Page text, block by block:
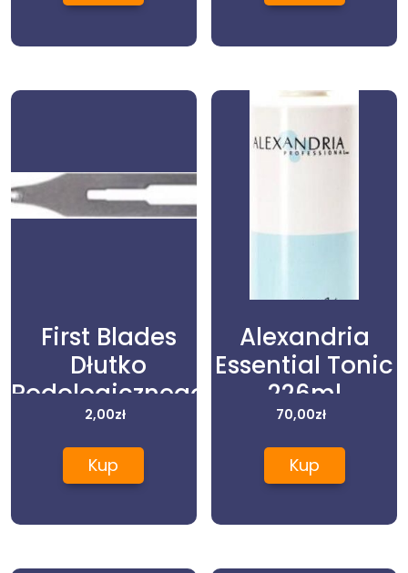
First Blades
Dłutko
Podologicznego
Nr.1 1Szt.
2,00zł
Kup
Alexandria
Essential Tonic
226ml
70,00zł
Kup